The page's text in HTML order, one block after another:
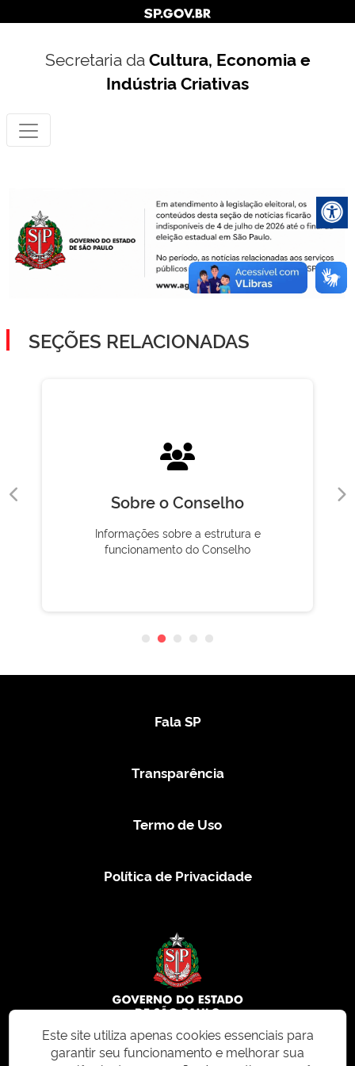
Secretaria daCultura, Economia e
Indústria Criativas
SEÇÕES RELACIONADAS
Sobre o Conselho
Informações sobre a estrutura e
funcionamento do Conselho
Fala SP
Transparência
Termo de Uso
Política de Privacidade
© 2026 CMS.SP.GOV.BR. Todos os direitos reservados.
Este site utiliza apenas cookies essenciais para
garantir seu funcionamento e melhorar sua